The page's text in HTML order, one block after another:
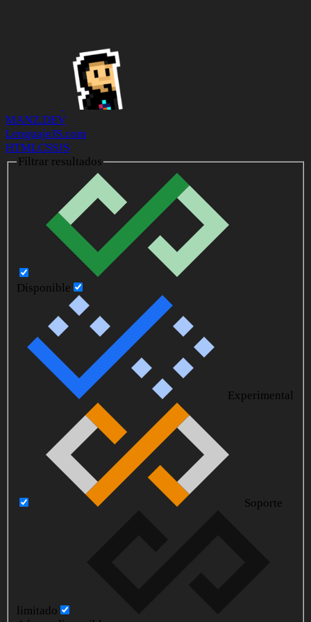
MANZ.DEV
LenguajeJS.com
HTMLCSSJS
Filtrar resultados
Disponible
Experimental
Soporte
limitado